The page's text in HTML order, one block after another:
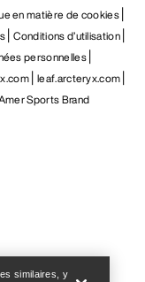
en matière de cookies
Conditions d’utilisation
personnelles
leaf.arcteryx.com
Sports Brand
similaires, y